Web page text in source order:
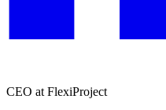
CEO at FlexiProject